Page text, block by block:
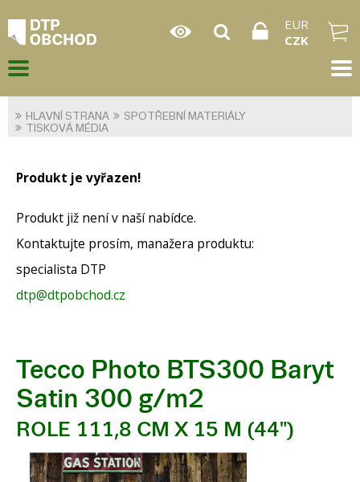
EUR
CZK
HLAVNÍ STRANA
SPOTŘEBNÍ MATERIÁLY
TISKOVÁ MÉDIA
Produkt je vyřazen!
Produkt již není v naší nabídce.
Kontaktujte prosím, manažera produktu:
specialista DTP
dtp@dtpobchod.cz
Tecco Photo BTS300 Baryt
Satin 300 g/m2
ROLE 111,8 CM X 15 M (44")